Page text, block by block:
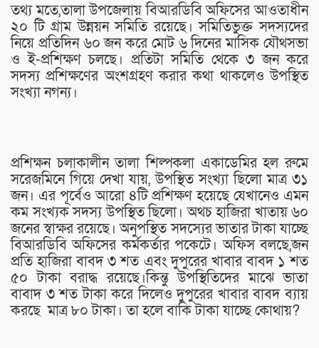
তথ্য মতে,তালা উপজেলায় বিআরডিবি অফিসের আওতাধীন
২০ টি গ্রাম উন্নয়ন সমিতি রয়েছে। সমিতিভুক্ত সদস্যদের
নিয়ে প্রতিদিন ৬০ জন করে মোট ৬ দিনের মাসিক যৌথসভা
ও ই-প্রশিক্ষণ চলছে। প্রতিটা সমিতি থেকে ৩ জন করে
সদস্য প্রশিক্ষণের অংশগ্রহণ করার কথা থাকলেও উপস্থিত
সংখ্যা নগন্য।
প্রশিক্ষন চলাকালীন তালা শিল্পকলা একাডেমির হল রুমে
সরেজমিনে গিয়ে দেখা যায়, উপস্থিত সংখ্যা ছিলো মাত্র ৩১
জন। এর পূর্বেও আরো ৪টি প্রশিক্ষণ হয়েছে যেখানেও এমন
কম সংখ্যক সদস্য উপস্থিত ছিলো। অথচ হাজিরা খাতায় ৬০
জনের স্বাক্ষর রয়েছে। অনুপস্থিত সদস্যের ভাতার টাকা যাচ্ছে
বিআরডিবি অফিসের কর্মকর্তার পকেটে। অফিস বলছে,জন
প্রতি হাজিরা বাবদ ৩ শত এবং দুপুরের খাবার বাবদ ১ শত
৫০ টাকা বরাদ্ধ রয়েছে।কিন্তু উপস্থিতিদের মাঝে ভাতা
বাবাদ ৩ শত টাকা করে দিলেও দুপুরের খাবার বাবদ ব্যায়
করছে মাত্র ৮০ টাকা। তা হলে বাকি টাকা যাচ্ছে কোথায়?